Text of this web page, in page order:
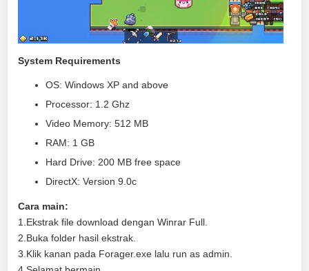
System Requirements
OS: Windows XP and above
Processor: 1.2 Ghz
Video Memory: 512 MB
RAM: 1 GB
Hard Drive: 200 MB free space
DirectX: Version 9.0c
Cara main:
1.Ekstrak file download dengan Winrar Full.
2.Buka folder hasil ekstrak.
3.Klik kanan pada Forager.exe lalu run as admin.